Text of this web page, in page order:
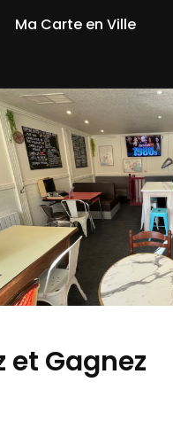
Ma Carte en Ville
et Gagnez